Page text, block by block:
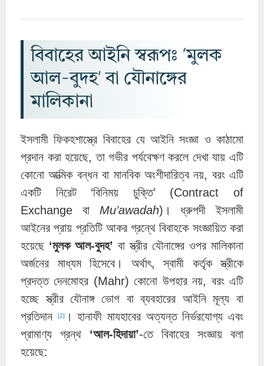
বিবাহের আইনি স্বরূপঃ ‘মুলক
আল-বুদহ’ বা যৌনাঙ্গের
মালিকানা
ইসলামী ফিকহশাস্ত্রে বিবাহের যে আইনি সংজ্ঞা ও কাঠামো
প্রদান করা হয়েছে, তা গভীর পর্যবেক্ষণ করলে দেখা যায় এটি
কোনো আত্মিক বন্ধন বা মানবিক অংশীদারিত্ব নয়, বরং এটি
একটি নিরেট ‘বিনিময় চুক্তি’ (Contract of
Exchange বা Mu’awadah)। ধ্রুপদী ইসলামী
আইনের প্রায় প্রতিটি আকর গ্রন্থে বিবাহকে সংজ্ঞায়িত করা
হয়েছে ‘মুলক আল-বুদহ’ বা স্ত্রীর যৌনাঙ্গের ওপর মালিকানা
অর্জনের মাধ্যম হিসেবে। অর্থাৎ, স্বামী কর্তৃক স্ত্রীকে
প্রদত্ত দেনমোহর (Mahr) কোনো উপহার নয়, বরং এটি
হচ্ছে স্ত্রীর যৌনাঙ্গ ভোগ বা ব্যবহারের আইনি মূল্য বা
প্রতিদান
[2]
। হানাফী মাযহাবের অত্যন্ত নির্ভরযোগ্য এবং
প্রামাণ্য গ্রন্থ ‘আল-হিদায়া’-তে বিবাহের সংজ্ঞায় বলা
হয়েছে: